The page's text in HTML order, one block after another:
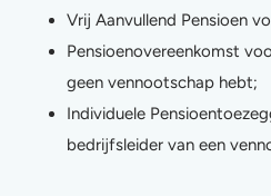
Vrij Aanvullend Pensioen
Pensioenovereenkomst
geen vennootschap hebt;
Individuele
bedrijfsleider van een